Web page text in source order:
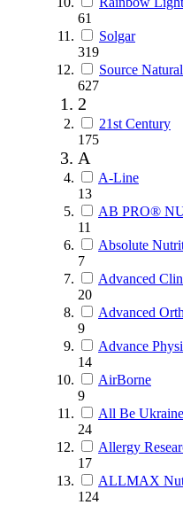
61
Solgar
319
Source
627
2
21st Century
175
A
A-Line
13
AB PRO®
11
Absolute
7
Advanced
20
Advanced
9
Advance
14
AirBorne
9
All Be Ukraine
24
Allergy
17
ALLMAX
124